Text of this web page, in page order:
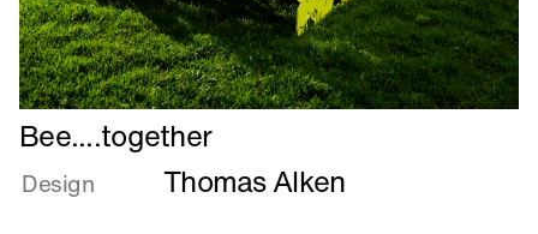
Læs
mere
om
Bee....together
Design Thomas Alken